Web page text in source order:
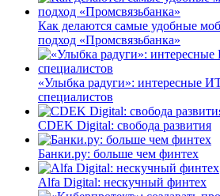
Как делаются самые удобные
подход «Промсвязьбанка»
«Улыбка радуги»: интересные
специалистов
CDEK Digital: свобода развития
Банки.ру: больше чем финтех
Alfa Digital: нескучный финтех